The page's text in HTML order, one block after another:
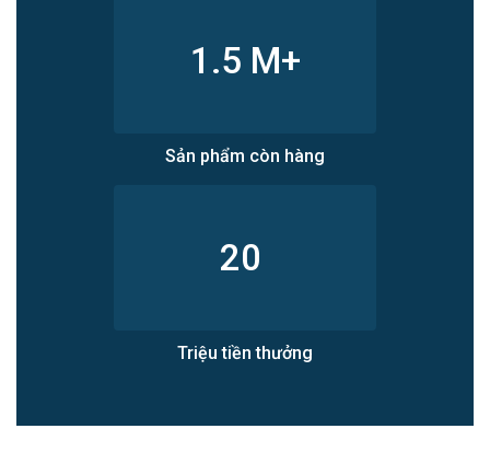
1.5 M+
Sản phẩm còn hàng
20
Triệu tiền thưởng